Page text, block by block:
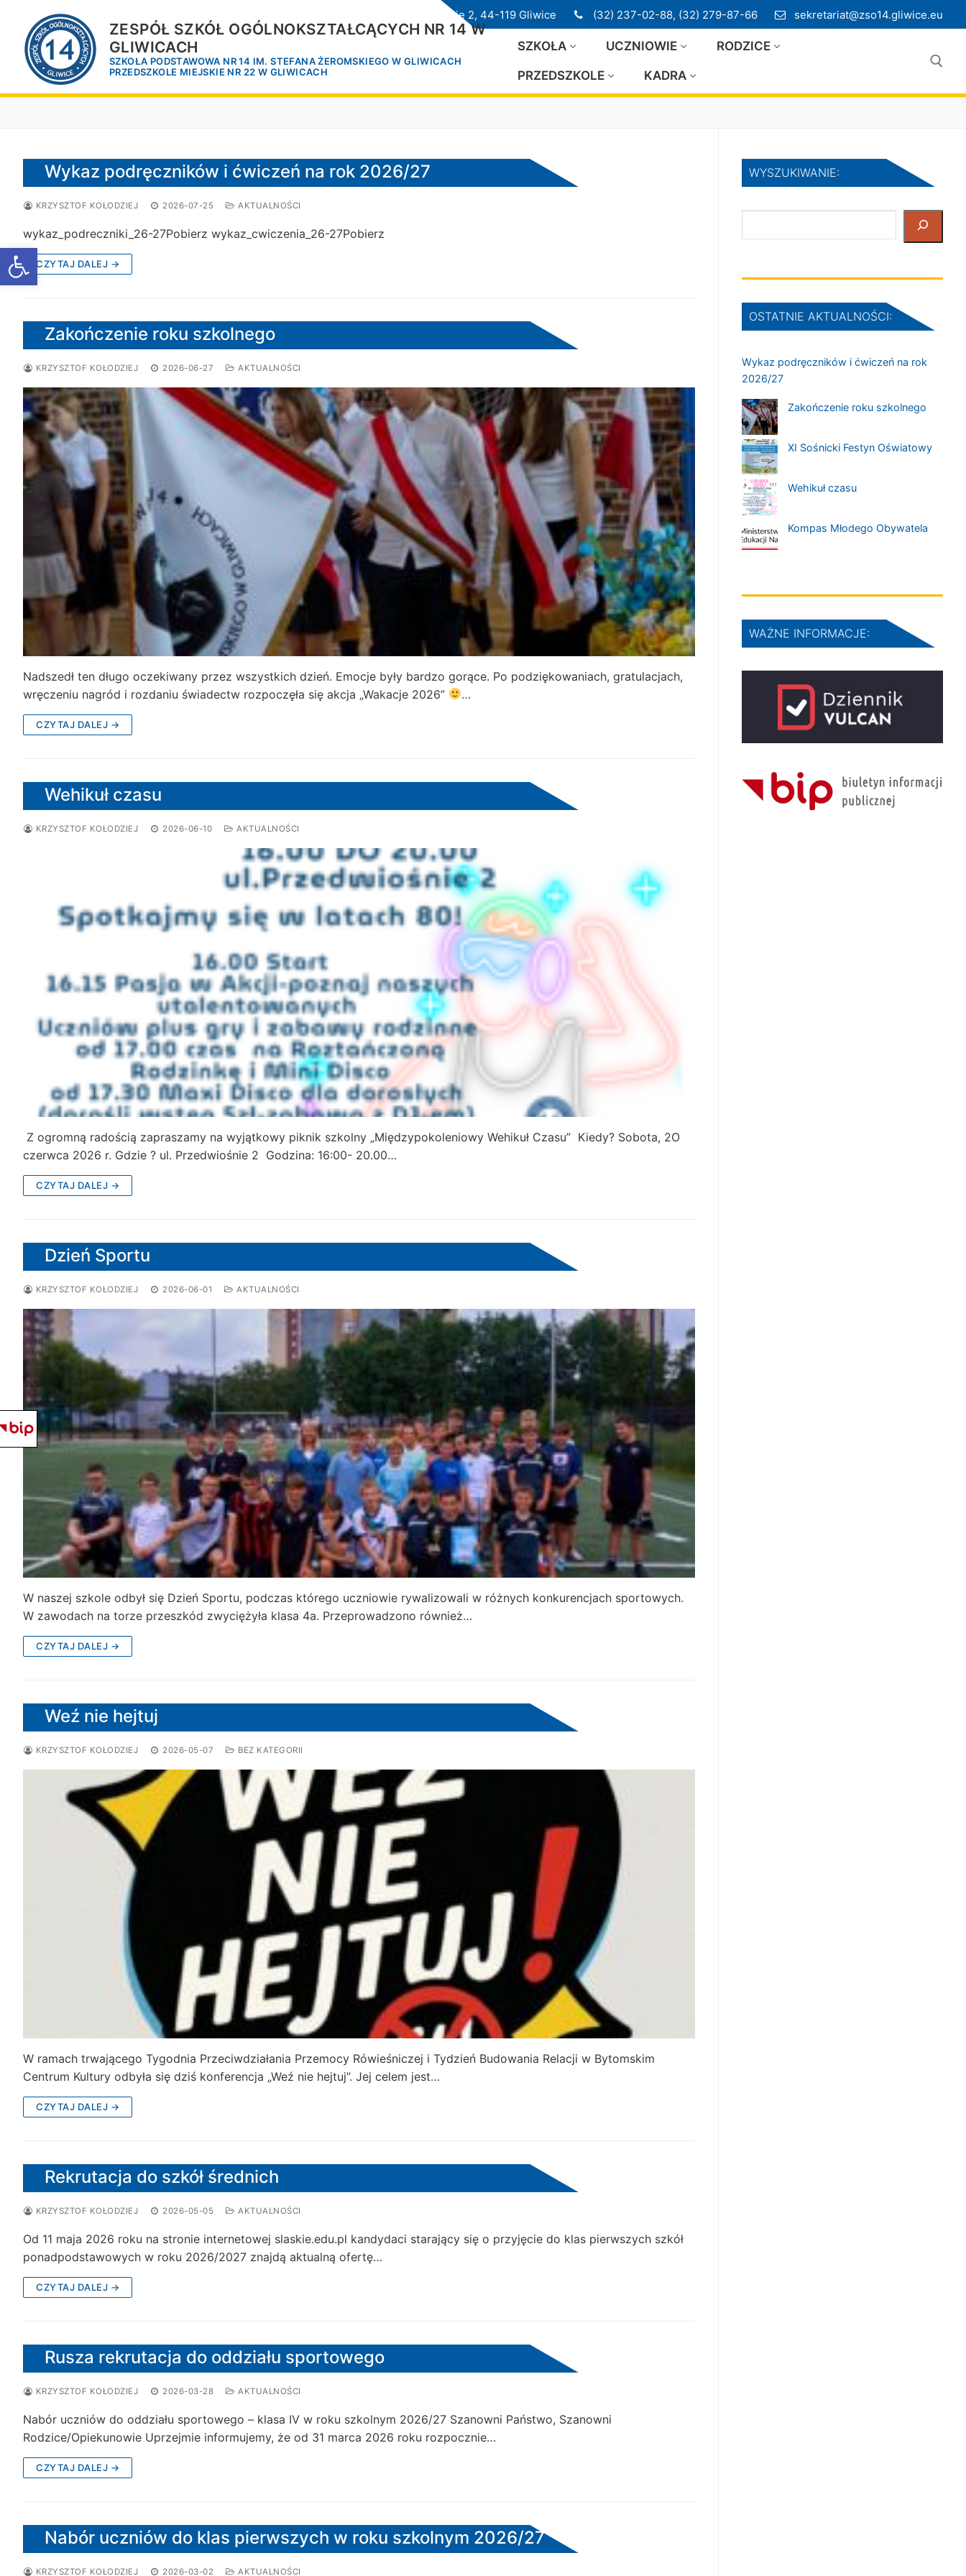
Otwórz pasek narzędzi
treści
ul. Przedwiośnie 2, 44-119 Gliwice (32) 237-02-88, (32) 279-87-66 sekretariat@zso14.gliwice.eu
ZESPÓŁ SZKÓŁ OGÓLNOKSZTAŁCĄCYCH NR 14 W
GLIWICACH
SZKOŁA PODSTAWOWA NR 14 IM. STEFANA ŻEROMSKIEGO W GLIWICACH
PRZEDSZKOLE MIEJSKIE NR 22 W GLIWICACH
SZKOŁA UCZNIOWIE RODZICE
PRZEDSZKOLE KADRA
Wykaz podręczników i ćwiczeń na rok 2026/27
KRZYSZTOF KOŁODZIEJ 2026-07-25 AKTUALNOŚCI
wykaz_podreczniki_26-27Pobierz wykaz_cwiczenia_26-27Pobierz
CZYTAJ DALEJ →
Zakończenie roku szkolnego
KRZYSZTOF KOŁODZIEJ 2026-06-27 AKTUALNOŚCI
Nadszedł ten długo oczekiwany przez wszystkich dzień. Emocje były bardzo gorące. Po podziękowaniach, gratulacjach,
wręczeniu nagród i rozdaniu świadectw rozpoczęła się akcja „Wakacje 2026”
…
CZYTAJ DALEJ →
Wehikuł czasu
KRZYSZTOF KOŁODZIEJ 2026-06-10 AKTUALNOŚCI
Z ogromną radością zapraszamy na wyjątkowy piknik szkolny „Międzypokoleniowy Wehikuł Czasu” Kiedy? Sobota, 2O
czerwca 2026 r. Gdzie ? ul. Przedwiośnie 2 Godzina: 16:00- 20.00…
CZYTAJ DALEJ →
Dzień Sportu
KRZYSZTOF KOŁODZIEJ 2026-06-01 AKTUALNOŚCI
W naszej szkole odbył się Dzień Sportu, podczas którego uczniowie rywalizowali w różnych konkurencjach sportowych.
W zawodach na torze przeszkód zwyciężyła klasa 4a. Przeprowadzono również…
CZYTAJ DALEJ →
Weź nie hejtuj
KRZYSZTOF KOŁODZIEJ 2026-05-07 BEZ KATEGORII
W ramach trwającego Tygodnia Przeciwdziałania Przemocy Rówieśniczej i Tydzień Budowania Relacji w Bytomskim
Centrum Kultury odbyła się dziś konferencja „Weź nie hejtuj”. Jej celem jest…
CZYTAJ DALEJ →
Rekrutacja do szkół średnich
KRZYSZTOF KOŁODZIEJ 2026-05-05 AKTUALNOŚCI
Od 11 maja 2026 roku na stronie internetowej slaskie.edu.pl kandydaci starający się o przyjęcie do klas pierwszych szkół
ponadpodstawowych w roku 2026/2027 znajdą aktualną ofertę…
CZYTAJ DALEJ →
Rusza rekrutacja do oddziału sportowego
KRZYSZTOF KOŁODZIEJ 2026-03-28 AKTUALNOŚCI
Nabór uczniów do oddziału sportowego – klasa IV w roku szkolnym 2026/27 Szanowni Państwo, Szanowni
Rodzice/Opiekunowie Uprzejmie informujemy, że od 31 marca 2026 roku rozpocznie…
CZYTAJ DALEJ →
Nabór uczniów do klas pierwszych w roku szkolnym 2026/27
KRZYSZTOF KOŁODZIEJ 2026-03-02 AKTUALNOŚCI
WYSZUKIWANIE:
OSTATNIE AKTUALNOŚCI:
Wykaz podręczników i ćwiczeń na rok
2026/27
Zakończenie roku szkolnego
XI Sośnicki Festyn Oświatowy
Wehikuł czasu
Kompas Młodego Obywatela
WAŻNE INFORMACJE: